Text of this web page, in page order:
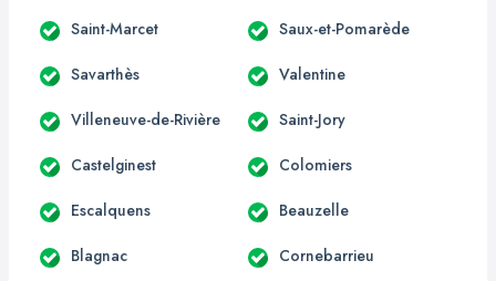
Saint-Marcet Saux-et-Pomarède
Savarthès Valentine
Villeneuve-de-Rivière Saint-Jory
Castelginest Colomiers
Escalquens Beauzelle
Blagnac Cornebarrieu